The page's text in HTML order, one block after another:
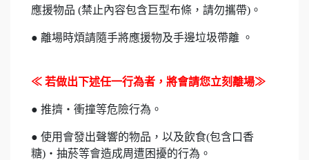
應援物品 (禁止內容包含巨型布條，請勿攜帶)。
● 離場時煩請隨手將應援物及手邊垃圾帶離 。
≪ 若做出下述任一行為者，將會請您立刻離場≫
● 推擠・衝撞等危險行為。
● 使用會發出聲響的物品，以及飲食(包含口香
糖)・抽菸等會造成周遭困擾的行為。